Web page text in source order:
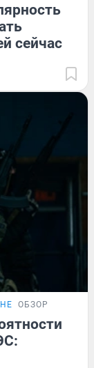
сейчас
ОБЗОР